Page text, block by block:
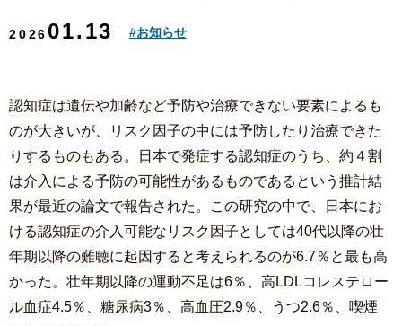
2026 01.13 #お知らせ
認知症は遺伝や加齢など予防や治療できない要素によるも
のが大きいが、リスク因子の中には予防したり治療できた
りするものもある。日本で発症する認知症のうち、約４割
は介入による予防の可能性があるものであるという推計結
果が最近の論文で報告された。この研究の中で、日本にお
ける認知症の介入可能なリスク因子としては40代以降の壮
年期以降の難聴に起因すると考えられるのが6.7％と最も高
かった。壮年期以降の運動不足は6％、高LDLコレステロー
ル血症4.5％、糖尿病3％、高血圧2.9％、うつ2.6％、喫煙